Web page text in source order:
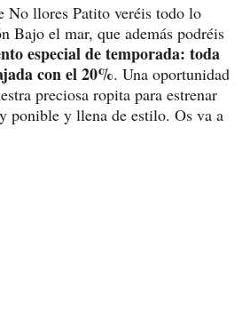
No llores Patito veréis todo lo
Bajo el mar, que además podréis
especial de temporada: toda
con el 20%. Una oportunidad
preciosa ropita para estrenar
ponible y llena de estilo. Os va a